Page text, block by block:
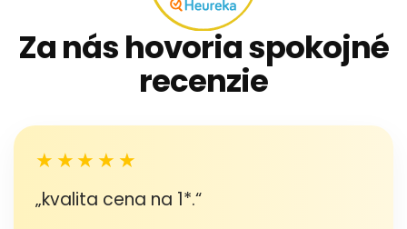
Za nás hovoria spokojné
recenzie
★★★★★
„kvalita cena na 1*.“